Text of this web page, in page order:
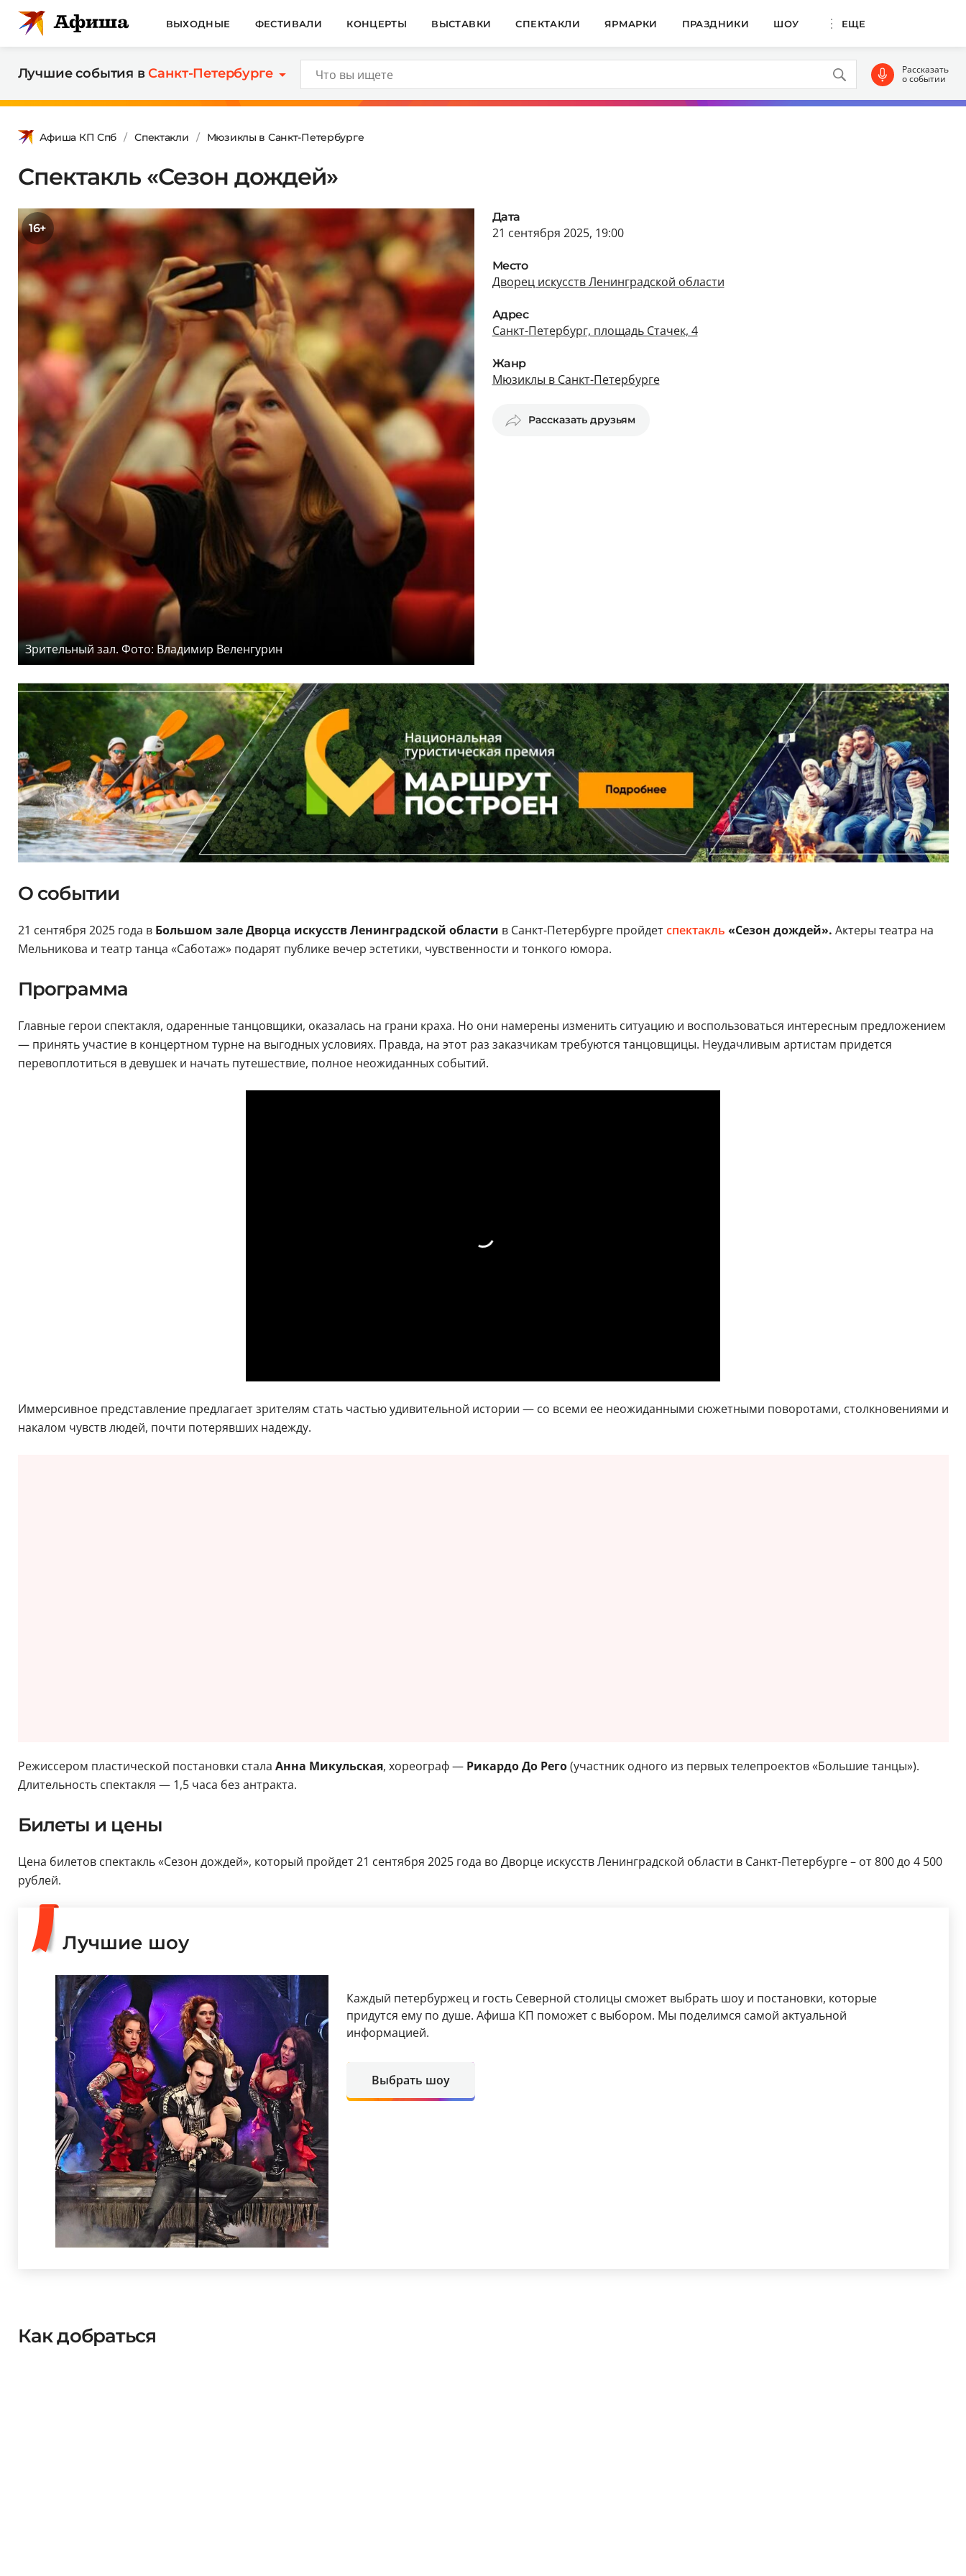
ВЫХОДНЫЕ ФЕСТИВАЛИ КОНЦЕРТЫ ВЫСТАВКИ СПЕКТАКЛИ ЯРМАРКИ ПРАЗДНИКИ ШОУ ЕЩЕ
Лучшие события вСанкт-Петербурге Рассказать
о событии
Афиша КП Спб Спектакли Мюзиклы в Санкт-Петербурге
Спектакль «Сезон дождей»
16+
Зрительный зал. Фото: Владимир Веленгурин
Дата
21 сентября 2025, 19:00
Место
Дворец искусств Ленинградской области
Адрес
Санкт-Петербург, площадь Стачек, 4
Жанр
Мюзиклы в Санкт-Петербурге
Рассказать друзьям
О событии
21 сентября 2025 года в Большом зале Дворца искусств Ленинградской области в Санкт-Петербурге пройдетспектакль «Сезон дождей». Актеры театра на
Мельникова и театр танца «Саботаж» подарят публике вечер эстетики, чувственности и тонкого юмора.
Программа
Главные герои спектакля, одаренные танцовщики, оказалась на грани краха. Но они намерены изменить ситуацию и воспользоваться интересным предложением
— принять участие в концертном турне на выгодных условиях. Правда, на этот раз заказчикам требуются танцовщицы. Неудачливым артистам придется
перевоплотиться в девушек и начать путешествие, полное неожиданных событий.
Иммерсивное представление предлагает зрителям стать частью удивительной истории — со всеми ее неожиданными сюжетными поворотами, столкновениями и
накалом чувств людей, почти потерявших надежду.
Режиссером пластической постановки стала Анна Микульская, хореограф — Рикардо До Рего(участник одного из первых телепроектов «Большие танцы»).
Длительность спектакля — 1,5 часа без антракта.
Билеты и цены
Цена билетов спектакль «Сезон дождей», который пройдет 21 сентября 2025 года во Дворце искусств Ленинградской области в Санкт-Петербурге – от 800 до 4 500
рублей.
Лучшие шоу
Каждый петербуржец и гость Северной столицы сможет выбрать шоу и постановки, которые
придутся ему по душе. Афиша КП поможет с выбором. Мы поделимся самой актуальной
информацией.
Выбрать шоу
Как добраться